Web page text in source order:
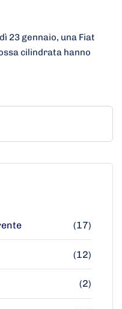
23 gennaio, una Fiat
cilindrata hanno
(17)
(12)
(2)